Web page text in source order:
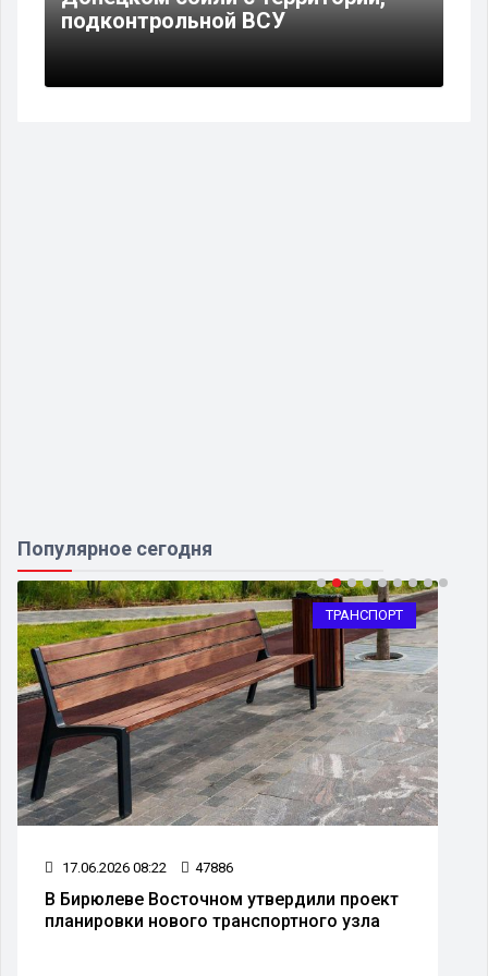
подконтрольной ВСУ
Популярное сегодня
ТРАНСПОРТ
17.06.2026 08:22 47886
В Бирюлеве Восточном утвердили проект
планировки нового транспортного узла